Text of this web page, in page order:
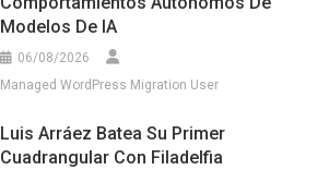
Modelos De IA
06/08/2026
Managed WordPress Migration User
Luis Arráez Batea Su Primer
Cuadrangular Con Filadelfia